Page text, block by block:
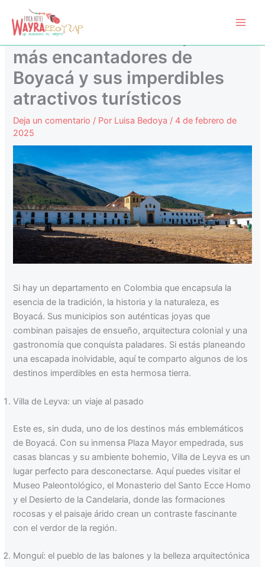
contenido
Descubre los municipios
más encantadores de
Boyacá y sus imperdibles
atractivos turísticos
Deja un comentario / Por Luisa Bedoya / 4 de febrero de
2025
Si hay un departamento en Colombia que encapsula la
esencia de la tradición, la historia y la naturaleza, es
Boyacá. Sus municipios son auténticas joyas que
combinan paisajes de ensueño, arquitectura colonial y una
gastronomía que conquista paladares. Si estás planeando
una escapada inolvidable, aquí te comparto algunos de los
destinos imperdibles en esta hermosa tierra.
Villa de Leyva: un viaje al pasado
Este es, sin duda, uno de los destinos más emblemáticos
de Boyacá. Con su inmensa Plaza Mayor empedrada, sus
casas blancas y su ambiente bohemio, Villa de Leyva es un
lugar perfecto para desconectarse. Aquí puedes visitar el
Museo Paleontológico, el Monasterio del Santo Ecce Homo
y el Desierto de la Candelaria, donde las formaciones
rocosas y el paisaje árido crean un contraste fascinante
con el verdor de la región.
Monguí: el pueblo de las balones y la belleza arquitectónica